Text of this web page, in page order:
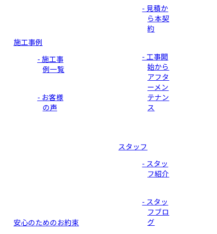
施工事例
- 施工事
例一覧
- お客様
の声
- 見積か
ら本契
約
- 工事開
始から
アフタ
ーメン
テナン
ス
安心のためのお約束
スタッフ
- スタッ
フ紹介
- スタッ
フブロ
グ